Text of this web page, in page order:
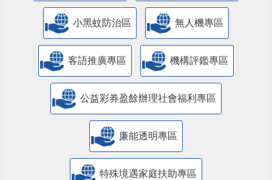
小黑蚊防治區 無人機專區
客語推廣專區 機構評鑑專區
公益彩券盈餘辦理社會福利專區
廉能透明專區
特殊境遇家庭扶助專區